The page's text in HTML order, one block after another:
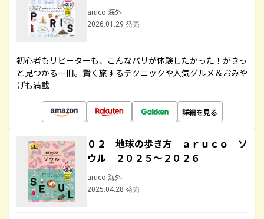
aruco 海外
2026.01.29 発売
初心者もリピーターも、こんなパリが体験したかった！がきっ
と見つかる一冊。賢く旅するテクニックや人気グルメ＆おみや
げも満載
詳細を見る
０２ 地球の歩き方 ａｒｕｃｏ ソ
ウル ２０２５～２０２６
aruco 海外
2025.04.28 発売